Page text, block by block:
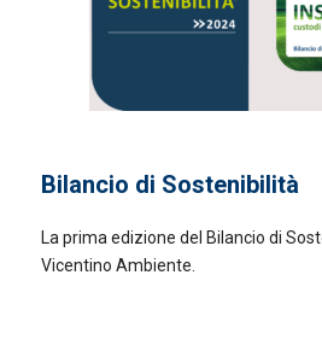
Bilancio di Sostenibilità
La prima edizione del Bilancio di
Vicentino Ambiente.